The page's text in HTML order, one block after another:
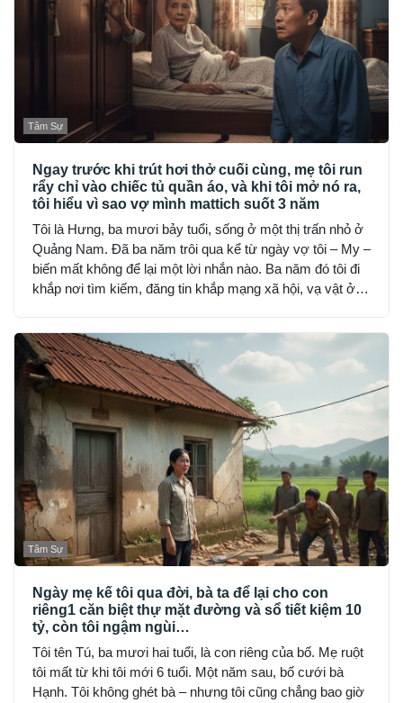
Tâm Sự
Ngay trước khi trút hơi thở cuối cùng, mẹ tôi run
rẩy chỉ vào chiếc tủ quần áo, và khi tôi mở nó ra,
tôi hiểu vì sao vợ mình mattich suốt 3 năm
Tôi là Hưng, ba mươi bảy tuổi, sống ở một thị trấn nhỏ ở
Quảng Nam. Đã ba năm trôi qua kể từ ngày vợ tôi – My –
biến mất không để lại một lời nhắn nào. Ba năm đó tôi đi
khắp nơi tìm kiếm, đăng tin khắp mạng xã hội, vạ vật ở
Tâm Sự
Ngày mẹ kế tôi qua đời, bà ta để lại cho con
riêng1 căn biệt thự mặt đường và sổ tiết kiệm 10
tỷ, còn tôi ngậm ngùi…
Tôi tên Tú, ba mươi hai tuổi, là con riêng của bố. Mẹ ruột
tôi mất từ khi tôi mới 6 tuổi. Một năm sau, bố cưới bà
Hạnh. Tôi không ghét bà – nhưng tôi cũng chẳng bao giờ